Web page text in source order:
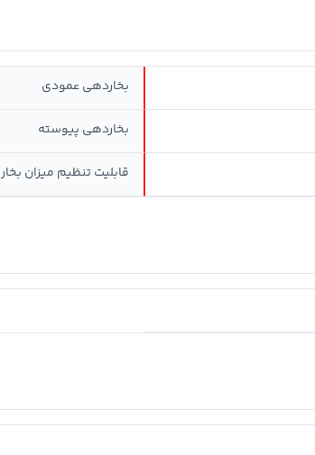
بخاردهی عمودی
بخاردهی پیوسته
قابلیت تنظیم میزان بخار